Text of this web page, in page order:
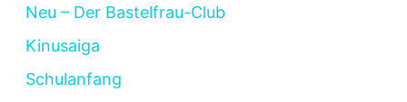
Neu – Der Bastelfrau-Club
Kinusaiga
Schulanfang